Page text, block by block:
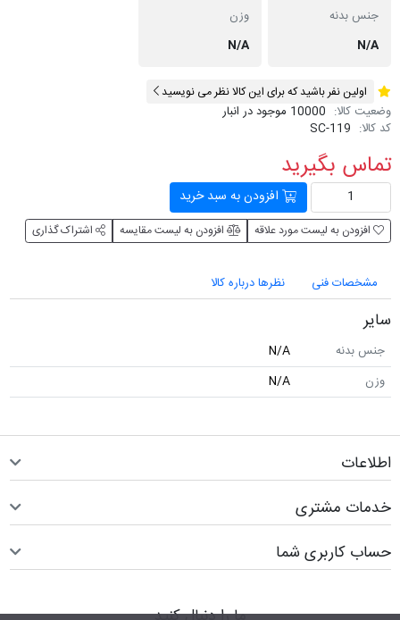
جنس بدنه
N/A
وزن
N/A
اولین نفر باشید که برای این کالا نظر می نویسید
وضعیت کالا: 10000 موجود در انبار
کد کالا: SC-119
تماس بگیرید
افزودن به سبد خرید
افزودن به لیست مورد علاقه افزودن به لیست مقایسه اشتراک گذاری
مشخصات فنی نظرها درباره کالا
سایر
جنس بدنه
N/A
وزن
N/A
اطلاعات
خدمات مشتری
حساب کاربری شما